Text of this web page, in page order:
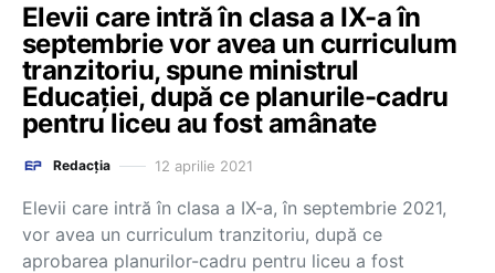
Elevii care intră în clasa a IX-a în
septembrie vor avea un curriculum
tranzitoriu, spune ministrul
Educației, după ce planurile-cadru
pentru liceu au fost amânate
Redacția 12 aprilie 2021
Elevii care intră în clasa a IX-a, în septembrie 2021,
vor avea un curriculum tranzitoriu, după ce
aprobarea planurilor-cadru pentru liceu a fost